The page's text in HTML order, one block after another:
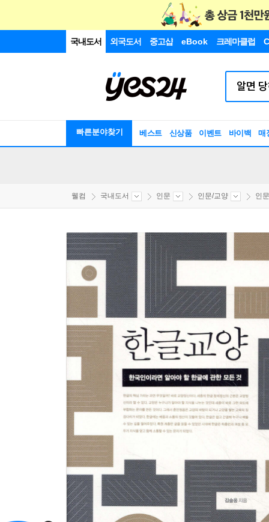
국내도서 외국도서 중고샵 eBook 크레마클럽
빠른분야찾기 베스트 신상품 이벤트 바이백 매
웰컴 국내도서 인문 인문/교양 인